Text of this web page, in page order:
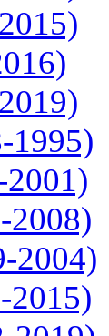
1995)
2001)
2008)
2004)
2015)